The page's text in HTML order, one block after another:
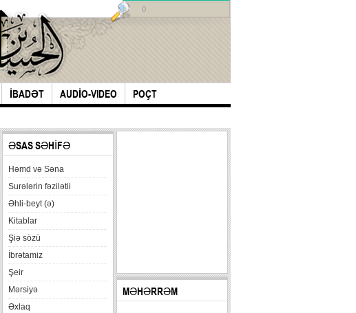
İBADƏT AUDİO-VIDEO POÇT
0
ƏSAS SƏHİFƏ
Həmd və Səna
Surələrin fəzilətii
Əhli-beyt (ə)
Kitablar
Şiə sözü
İbrətamiz
Şeir
Mərsiyə
Əxlaq
MƏHƏRRƏM